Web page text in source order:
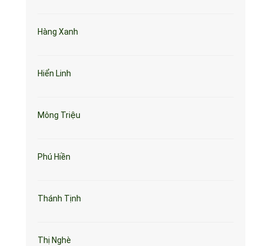
Hàng Xanh
Hiển Linh
Mông Triệu
Phú Hiền
Thánh Tịnh
Thị Nghè